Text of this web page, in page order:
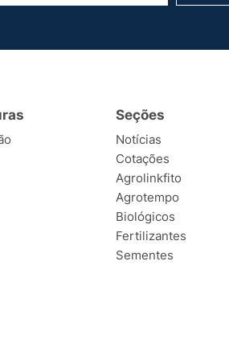
Seções
Notícias
Cotações
Agrolinkfito
Agrotempo
Biológicos
Fertilizantes
Sementes